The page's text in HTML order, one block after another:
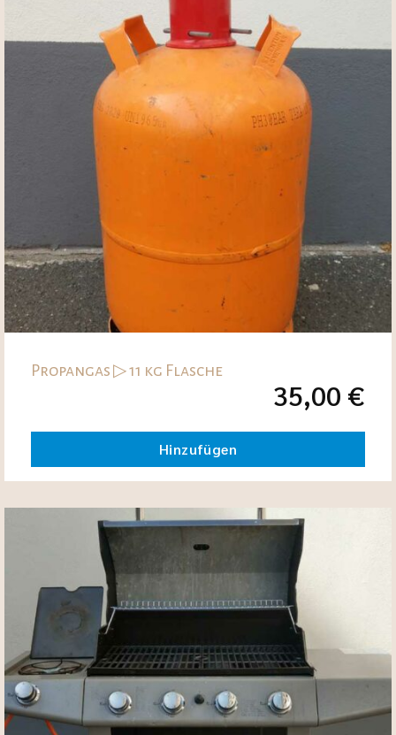
Propangas ▷ 11 kg Flasche
35,00 €
Hinzufügen